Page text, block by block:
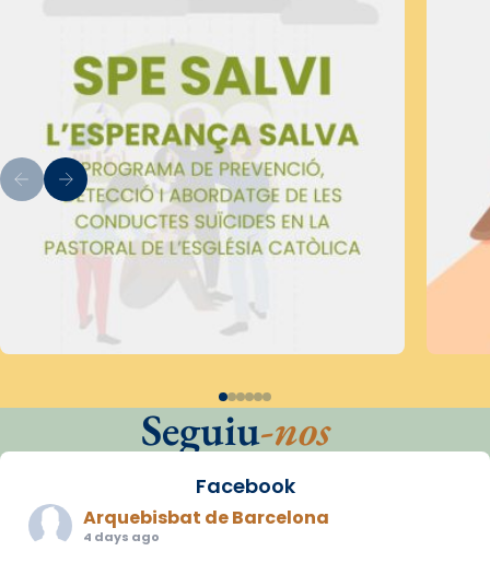
Seguiu-nos
Facebook
Arquebisbat de Barcelona
4 days ago